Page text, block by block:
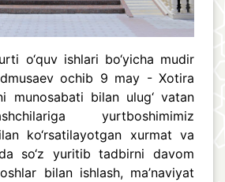
o‘quv ishlari bo‘yicha mudir
ochib 9 may - Xotira
munosabati bilan ulug‘ vatan
yurtboshimimiz
ko‘rsatilayotgan xurmat va
so‘z yuritib tadbirni davom
bilan ishlash, ma’naviyat